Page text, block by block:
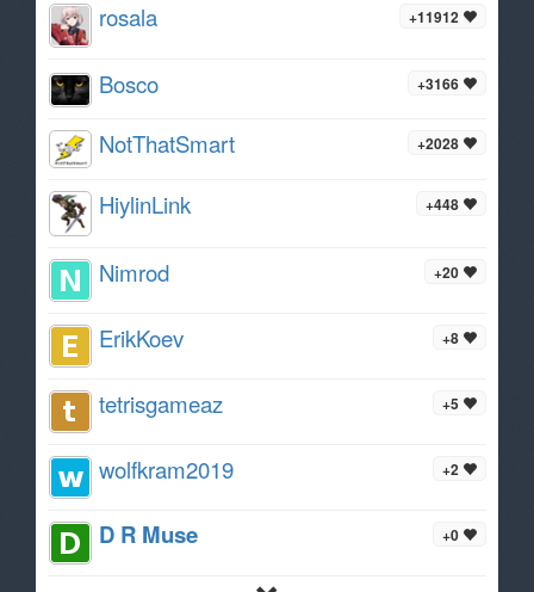
+11912
rosala
+3166
Bosco
+2028
NotThatSmart
+448
HiylinLink
+20
Nimrod
+8
ErikKoev
+5
tetrisgameaz
+2
wolfkram2019
+0
D R Muse